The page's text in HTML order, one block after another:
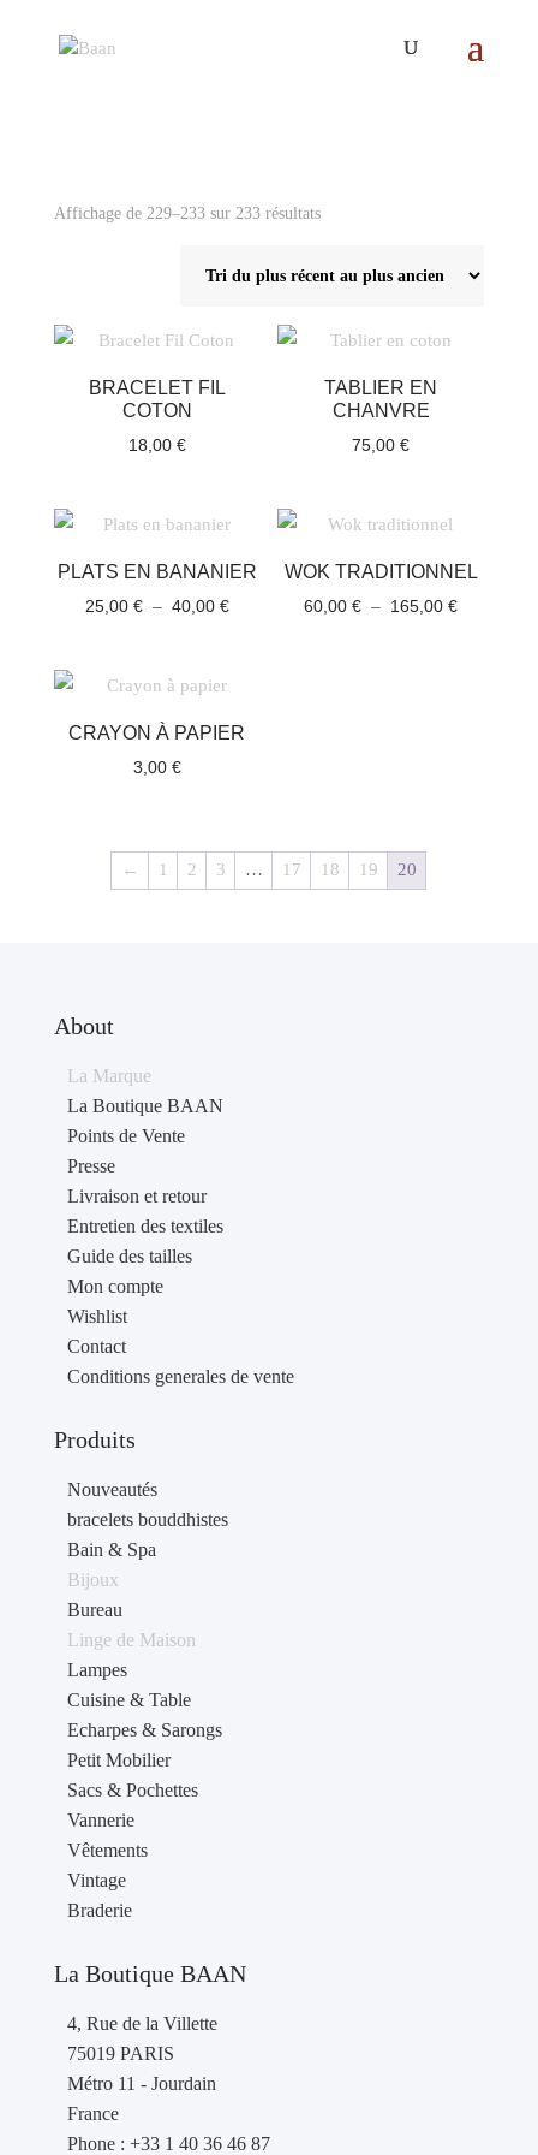
Affichage de 229–233 sur 233 résultatsTrié
plus
au
ancien
BRACELET FIL
COTON
18,00 €
TABLIER EN
CHANVRE
75,00€
PLATS EN BANANIER
25,00 € – 40,00 €Plage
40,00 €
WOK TRADITIONNEL
60,00€ – 165,00€Plage
CRAYON À PAPIER
3,00 €
← 1 2 3 … 17 18 19 20
About
La Marque
La Boutique BAAN
Points de Vente
Presse
Livraison et retour
Entretien des textiles
Guide des tailles
Mon compte
Wishlist
Contact
Conditions generales de vente
Produits
Nouveautés
bracelets bouddhistes
Bain & Spa
Bijoux
Bureau
Linge de Maison
Lampes
Cuisine & Table
Echarpes & Sarongs
Petit Mobilier
Sacs & Pochettes
Vannerie
Vêtements
Vintage
Braderie
La Boutique BAAN
4, Rue de la Villette
75019 PARIS
Métro 11 - Jourdain
France
Phone : +33 1 40 36 46 87